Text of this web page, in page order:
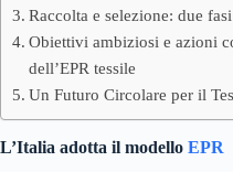
Raccolta e selezione: due
Obiettivi ambiziosi e azioni
dell’EPR tessile
Un Futuro Circolare per il
L’Italia adotta il modello EPR